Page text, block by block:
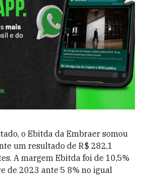
o Ebitda da Embraer somou
um resultado de R$ 282,1
A margem Ebitda foi de 10,5%
de 2023 ante 5 8% no igual